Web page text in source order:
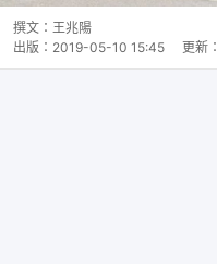
撰文： 王兆陽
出版： 2019-05-10 15:45 更新：